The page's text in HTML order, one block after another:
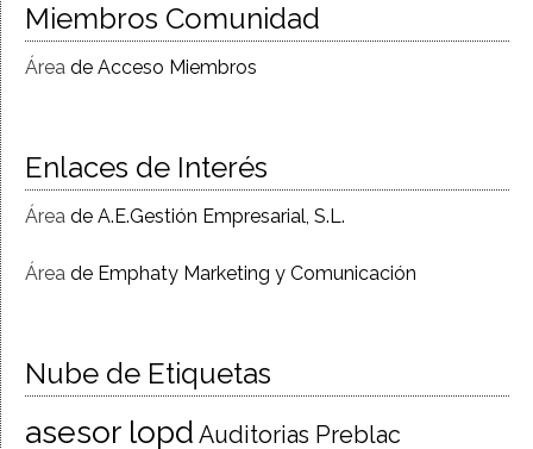
Miembros Comunidad
Área de Acceso Miembros
Enlaces de Interés
Área de A.E.Gestión Empresarial, S.L.
Área de Emphaty Marketing y Comunicación
Nube de Etiquetas
asesor lopd Auditorias Preblac